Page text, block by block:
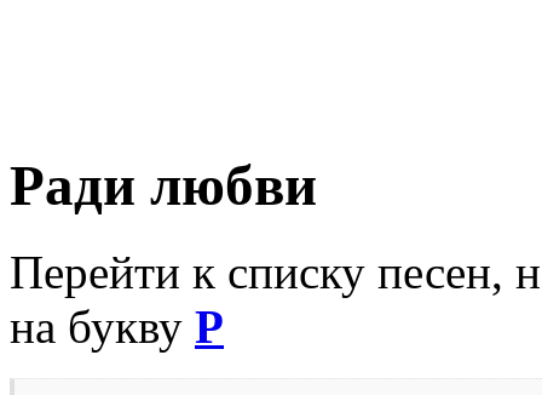
Ради любви
Перейти к списку песен,
на букву Р